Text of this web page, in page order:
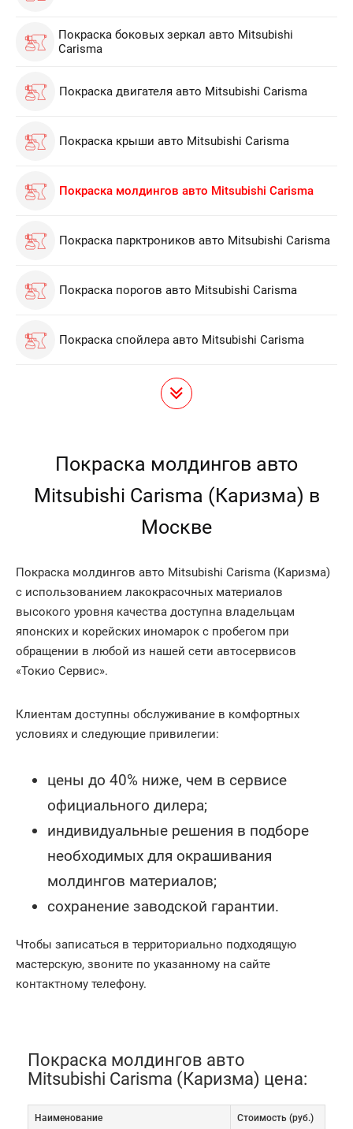
Покраска боковых зеркал авто Mitsubishi
Carisma
Покраска двигателя авто Mitsubishi Carisma
Покраска крыши авто Mitsubishi Carisma
Покраска молдингов авто Mitsubishi Carisma
Покраска парктроников авто Mitsubishi Carisma
Покраска порогов авто Mitsubishi Carisma
Покраска спойлера авто Mitsubishi Carisma
Покраска молдингов авто
Mitsubishi Carisma (Каризма) в
Москве
Покраска молдингов авто Mitsubishi Carisma (Каризма)
с использованием лакокрасочных материалов
высокого уровня качества доступна владельцам
японских и корейских иномарок с пробегом при
обращении в любой из нашей сети автосервисов
«Токио Сервис».
Клиентам доступны обслуживание в комфортных
условиях и следующие привилегии:
цены до 40% ниже, чем в сервисе
официального дилера;
индивидуальные решения в подборе
необходимых для окрашивания
молдингов материалов;
сохранение заводской гарантии.
Чтобы записаться в территориально подходящую
мастерскую, звоните по указанному на сайте
контактному телефону.
Покраска молдингов авто
Mitsubishi Carisma (Каризма) цена:
Наименование Cтоимость (руб.)